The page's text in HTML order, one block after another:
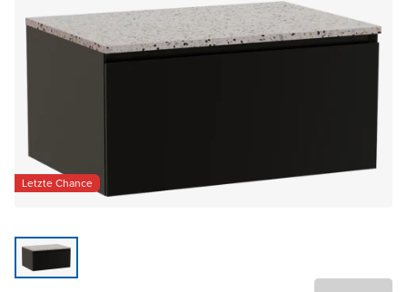
Letzte Chance